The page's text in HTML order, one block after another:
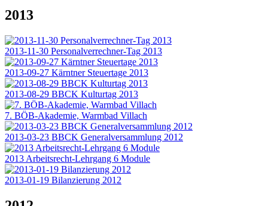
2013
2013-11-30 Personalverrechner-Tag 2013
2013-09-27 Kärntner Steuertage 2013
2013-08-29 BBCK Kulturtag 2013
7. BÖB-Akademie, Warmbad Villach
2013-03-23 BBCK Generalversammlung 2012
2013 Arbeitsrecht-Lehrgang 6 Module
2013-01-19 Bilanzierung 2012